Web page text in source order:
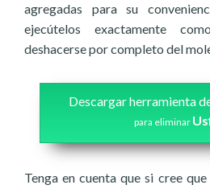
agregadas para su
ejecútelos exactamente
deshacerse por completo del
Descargar herramienta
para eliminar
Tenga en cuenta que si cree